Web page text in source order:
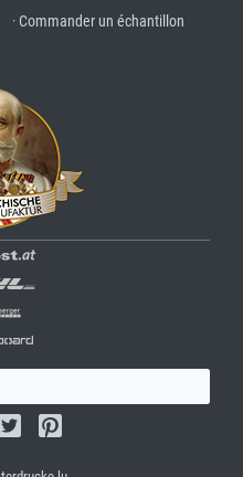
· Commander un échantillon